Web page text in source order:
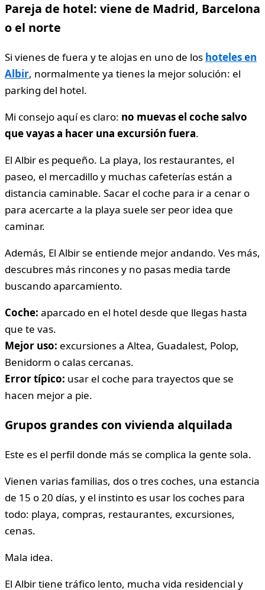
Pareja de hotel: viene de Madrid, Barcelona
o el norte
Si vienes de fuera y te alojas en uno de los hoteles en
Albir, normalmente ya tienes la mejor solución: el
parking del hotel.
Mi consejo aquí es claro: no muevas el coche salvo
que vayas a hacer una excursión fuera.
El Albir es pequeño. La playa, los restaurantes, el
paseo, el mercadillo y muchas cafeterías están a
distancia caminable. Sacar el coche para ir a cenar o
para acercarte a la playa suele ser peor idea que
caminar.
Además, El Albir se entiende mejor andando. Ves más,
descubres más rincones y no pasas media tarde
buscando aparcamiento.
Coche: aparcado en el hotel desde que llegas hasta
que te vas.
Mejor uso: excursiones a Altea, Guadalest, Polop,
Benidorm o calas cercanas.
Error típico: usar el coche para trayectos que se
hacen mejor a pie.
Grupos grandes con vivienda alquilada
Este es el perfil donde más se complica la gente sola.
Vienen varias familias, dos o tres coches, una estancia
de 15 o 20 días, y el instinto es usar los coches para
todo: playa, compras, restaurantes, excursiones,
cenas.
Mala idea.
El Albir tiene tráfico lento, mucha vida residencial y